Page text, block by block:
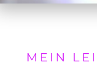
MEIN